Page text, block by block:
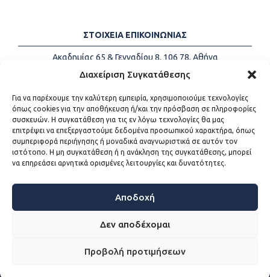
Διαχείριση Συγκατάθεσης
Για να παρέχουμε την καλύτερη εμπειρία, χρησιμοποιούμε τεχνολογίες
όπως cookies για την αποθήκευση ή/και την πρόσβαση σε πληροφορίες
συσκευών. Η συγκατάθεση για τις εν λόγω τεχνολογίες θα μας
επιτρέψει να επεξεργαστούμε δεδομένα προσωπικού χαρακτήρα, όπως
συμπεριφορά περιήγησης ή μοναδικά αναγνωριστικά σε αυτόν τον
ιστότοπο. Η μη συγκατάθεση ή η ανάκληση της συγκατάθεσης, μπορεί
να επηρεάσει αρνητικά ορισμένες λειτουργίες και δυνατότητες.
Αποδοχή
Δεν αποδέχομαι
Προβολή προτιμήσεων
ΣΤΟΙΧΕΙΑ ΕΠΙΚΟΙΝΩΝΙΑΣ
Ακαδημίας 65 & Γενναδίου 8, 106 78, Αθήνα
Τηλέφωνα:
+30 213-2147500
Email:
info@kede.gr
ΧΡΗΣΙΜΟΙ ΣΥΝΔΕΣΜΟΙ
Η ΚΕΔΕ
Sitemap
Προσβασιμότητα
Όροι χρήσης
WEB DEVELOPMENT BY ΕΓΚΡΙΤΟΣ GROUP - ΣΥΝΕΡΓΑΣΙΑ Α.Ε.